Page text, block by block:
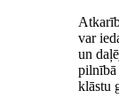
var
un
pilnībā
klāstu